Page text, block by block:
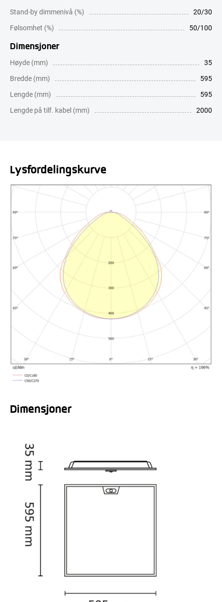
Stand-by dimmenivå (%)
20/30
Følsomhet (%)
50/100
Dimensjoner
Høyde (mm)
35
Bredde (mm)
595
Lengde (mm)
595
Lengde på tilf. kabel (mm)
2000
Lysfordelingskurve
Dimensjoner